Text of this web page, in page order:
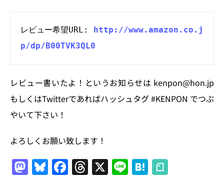
レビュー希望URL: http://www.amazon.co.j
p/dp/B00TVK3QL0
レビュー書いたよ！というお知らせは kenpon@hon.jp
もしくはTwitterであればハッシュタグ#KENPON でつぶ
やいて下さい！
よろしくお願い致します！
M Bl F T X Li H